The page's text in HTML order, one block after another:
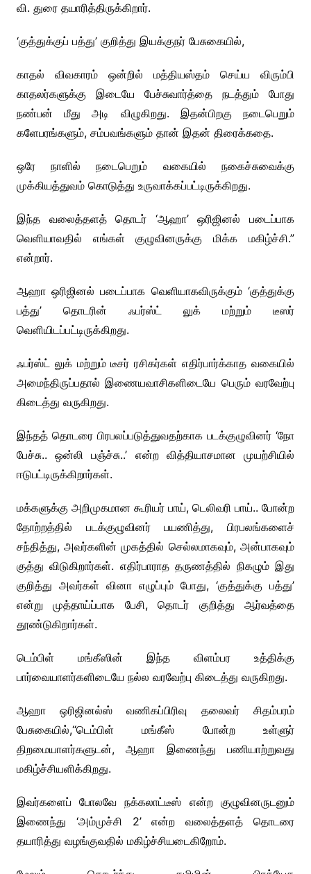
வி. துரை தயாரித்திருக்கிறார்.
‘குத்துக்குப் பத்து’ குறித்து இயக்குநர் பேசுகையில்,
காதல் விவகாரம் ஒன்றில் மத்தியஸ்தம் செய்ய விரும்பி
காதலர்களுக்கு இடையே பேச்சுவார்த்தை நடத்தும் போது
நண்பன் மீது அடி விழுகிறது. இதன்பிறகு நடைபெறும்
களேபரங்களும், சம்பவங்களும் தான் இதன் திரைக்கதை.
ஒரே நாளில் நடைபெறும் வகையில் நகைச்சுவைக்கு
முக்கியத்துவம் கொடுத்து உருவாக்கப்பட்டிருக்கிறது.
இந்த வலைத்தளத் தொடர் ‘ஆஹா’ ஒரிஜினல் படைப்பாக
வெளியாவதில் எங்கள் குழுவினருக்கு மிக்க மகிழ்ச்சி.”
என்றார்.
ஆஹா ஒரிஜினல் படைப்பாக வெளியாகவிருக்கும் ‘குத்துக்கு
பத்து’ தொடரின் ஃபர்ஸ்ட் லுக் மற்றும் டீஸர்
வெளியிடப்பட்டிருக்கிறது.
ஃபர்ஸ்ட் லுக் மற்றும் டீசர் ரசிகர்கள் எதிர்பார்க்காத வகையில்
அமைந்திருப்பதால் இணையவாசிகளிடையே பெரும் வரவேற்பு
கிடைத்து வருகிறது.
இந்தத் தொடரை பிரபலப்படுத்துவதற்காக படக்குழுவினர் ‘நோ
பேச்சு.. ஒன்லி பஞ்ச்சு..’ என்ற வித்தியாசமான முயற்சியில்
ஈடுபட்டிருக்கிறார்கள்.
மக்களுக்கு அறிமுகமான கூரியர் பாய், டெலிவரி பாய்.. போன்ற
தோற்றத்தில் படக்குழுவினர் பயணித்து, பிரபலங்களைச்
சந்தித்து, அவர்களின் முகத்தில் செல்லமாகவும், அன்பாகவும்
குத்து விடுகிறார்கள். எதிர்பாராத தருணத்தில் நிகழும் இது
குறித்து அவர்கள் வினா எழுப்பும் போது, ‘குத்துக்கு பத்து’
என்று முத்தாய்ப்பாக பேசி, தொடர் குறித்து ஆர்வத்தை
தூண்டுகிறார்கள்.
டெம்பிள் மங்கீஸின் இந்த விளம்பர உத்திக்கு
பார்வையாளர்களிடையே நல்ல வரவேற்பு கிடைத்து வருகிறது.
ஆஹா ஒரிஜினல்ஸ் வணிகப்பிரிவு தலைவர் சிதம்பரம்
பேசுகையில்,“டெம்பிள் மங்கீஸ் போன்ற உள்ளுர்
திறமையாளர்களுடன், ஆஹா இணைந்து பணியாற்றுவது
மகிழ்ச்சியளிக்கிறது.
இவர்களைப் போலவே நக்கலாட்டீஸ் என்ற குழுவினருடனும்
இணைந்து ‘அம்முச்சி 2’ என்ற வலைத்தளத் தொடரை
தயாரித்து வழங்குவதில் மகிழ்ச்சியடைகிறோம்.